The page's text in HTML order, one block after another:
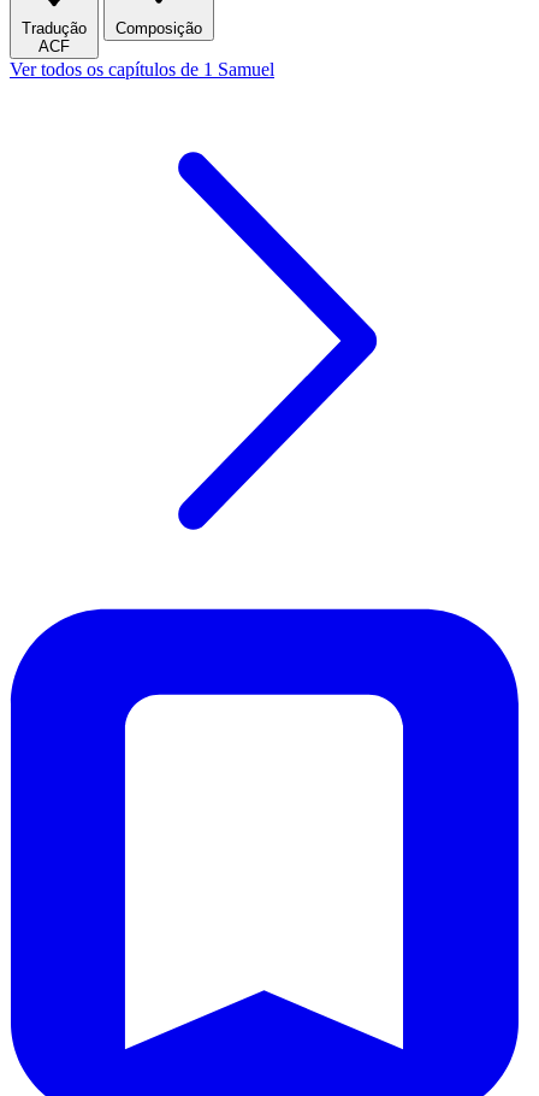
Tradução
ACF
Composição
Ver todos os capítulos de 1 Samuel